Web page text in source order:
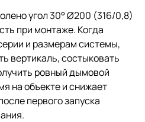
угол 30° Ø200 (316/0,8)
при монтаже. Когда
и размерам системы,
вертикаль, состыковать
ровный дымовой
на объекте и снижает
первого запуска